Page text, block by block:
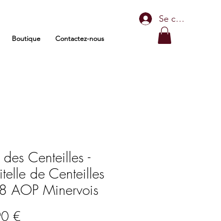
Boutique Contactez-nous
Se connecter
Centeilles -
de Centeilles
AOP Minervois
€